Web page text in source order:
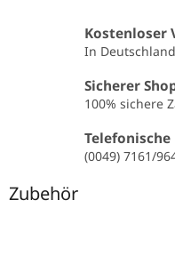
Kostenloser
In
Sicherer
100% sichere
(0049) 7161/
Zubehör